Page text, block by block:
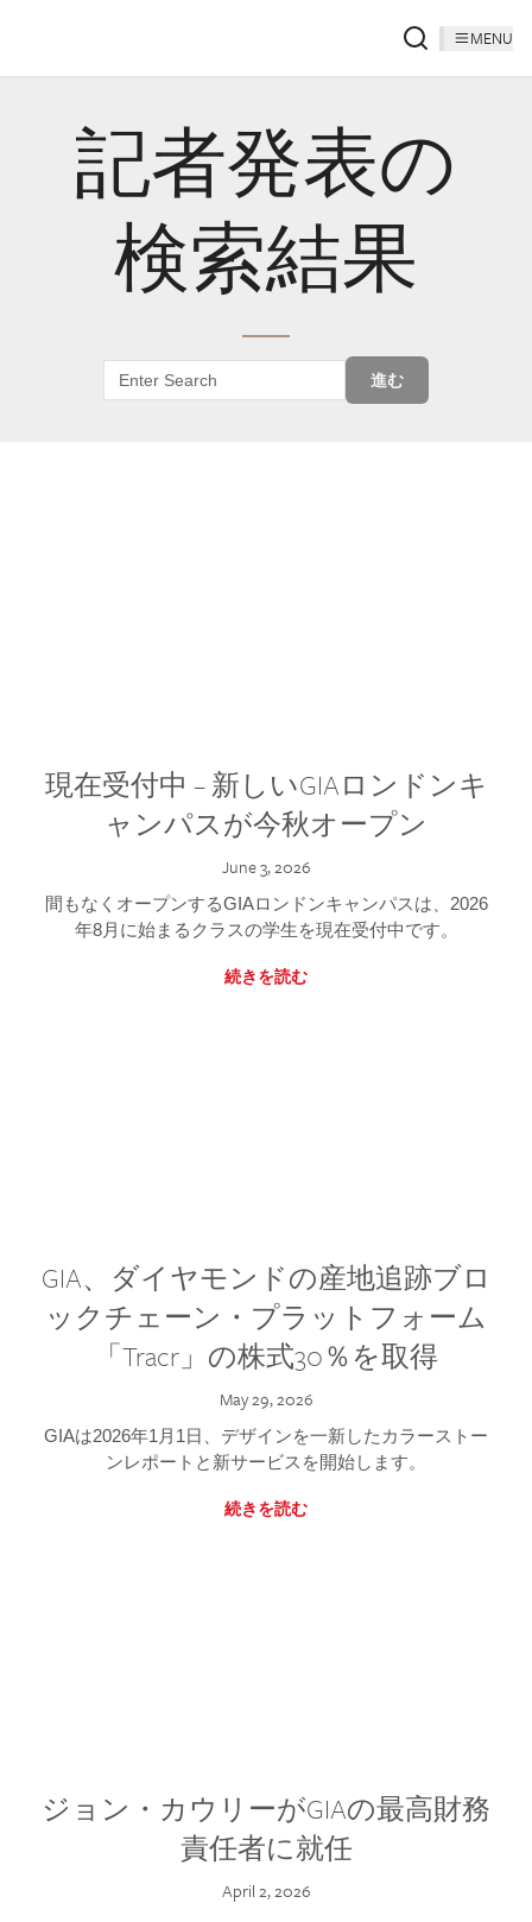
MENU
記者発表の
検索結果
進む
現在受付中 – 新しいGIAロンドンキ
ャンパスが今秋オープン
June 3, 2026
間もなくオープンするGIAロンドンキャンパスは、2026
年8月に始まるクラスの学生を現在受付中です。
続きを読む
GIA、ダイヤモンドの産地追跡ブロ
ックチェーン・プラットフォーム
「Tracr」の株式30％を取得
May 29, 2026
GIAは2026年1月1日、デザインを一新したカラーストー
ンレポートと新サービスを開始します。
続きを読む
ジョン・カウリーがGIAの最高財務
責任者に就任
April 2, 2026